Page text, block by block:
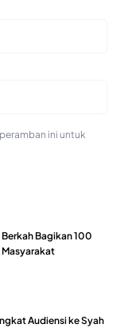
ini untuk
Bagikan 100
Masyarakat
Audiensi ke Syah